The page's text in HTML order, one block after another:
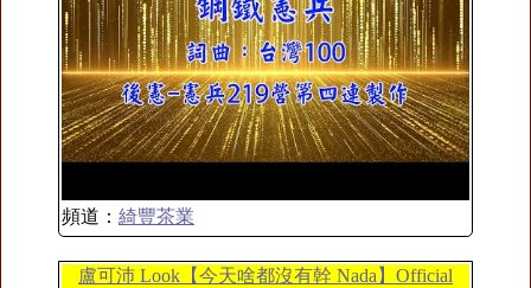
頻道： 綺豐茶業
盧可沛 Look【今天啥都沒有幹 Nada】Official